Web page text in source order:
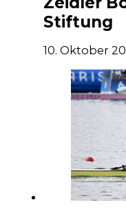
Stiftung
10. Oktober